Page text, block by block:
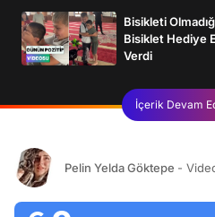
Bisikleti
Bisiklet Hediye
Verdi
İçerik Devam
Pelin Yelda Göktepe -